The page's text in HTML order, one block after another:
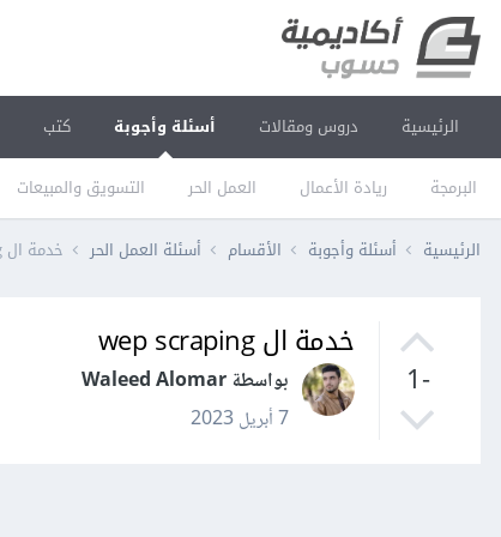
الرئيسية دروس ومقالات أسئلة وأجوبة
البرمجة ريادة الأعمال العمل الحر التسويق والمبيعات
كتب
الرئيسية أسئلة وأجوبة الأقسام أسئلة العمل الحر خدمة ال wep scraping
-1
خدمة ال wep scraping
بواسطة Waleed Alomar
7 أبريل 2023